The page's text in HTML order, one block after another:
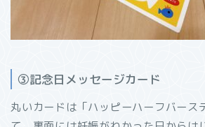
③記念日メッセージカード
丸いカードは「ハッピーハーフバース